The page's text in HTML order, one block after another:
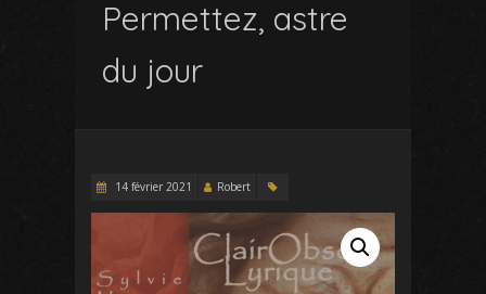
Permettez, astre
du jour
14 février 2021 Robert